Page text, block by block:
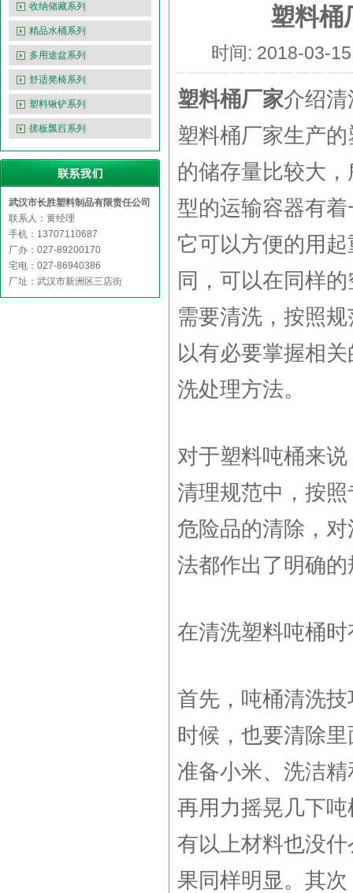
塑料桶
时间: 2018-03-
塑料桶厂家介绍
塑料桶厂家生产
的储存量比较大
型的运输容器有
它可以方便的用
同，可以在同样
需要清洗，按照
以有必要掌握相
洗处理方法。
对于塑料吨桶来
清理规范中，按
危险品的清除，
法都作出了明确
在清洗塑料吨桶
首先，吨桶清洗
时候，也要清除
准备小米、洗洁
再用力摇晃几下
有以上材料也没
果同样明显。其
收纳储藏系列
精品水桶系列
多用途盆系列
舒适凳椅系列
塑料锹铲系列
搓板瓢舀系列
武汉市长胜塑料制品有限责任公司
联系人：黄经理
手机：13707110687
厂办：027-89200170
宅电：027-86940386
厂址：武汉市新洲区三店街